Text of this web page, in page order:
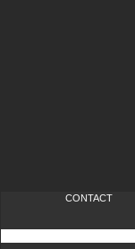
CONTACT